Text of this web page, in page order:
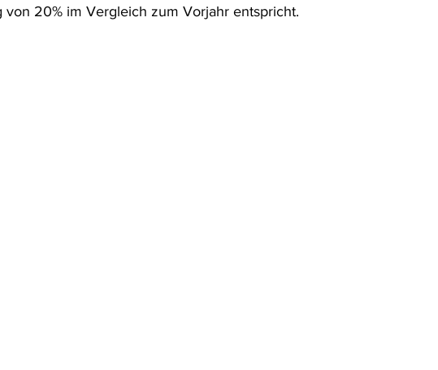
von 20% im Vergleich zum Vorjahr entspricht.